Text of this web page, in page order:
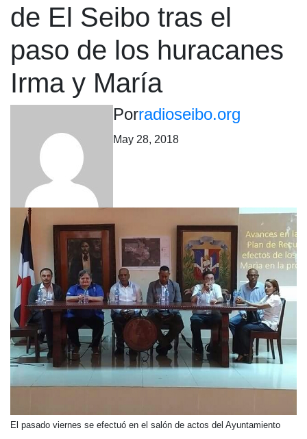
de El Seibo tras el
paso de los huracanes
Irma y María
Porradioseibo.org
May 28, 2018
El pasado viernes se efectuó en el salón de actos del Ayuntamiento